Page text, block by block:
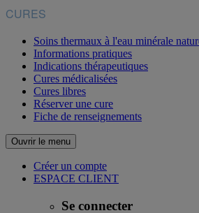
CURES
Soins thermaux à l'eau minérale
Informations pratiques
Indications thérapeutiques
Cures médicalisées
Cures libres
Réserver une cure
Fiche de renseignements
Ouvrir le menu
Créer un compte
ESPACE CLIENT
Se connecter